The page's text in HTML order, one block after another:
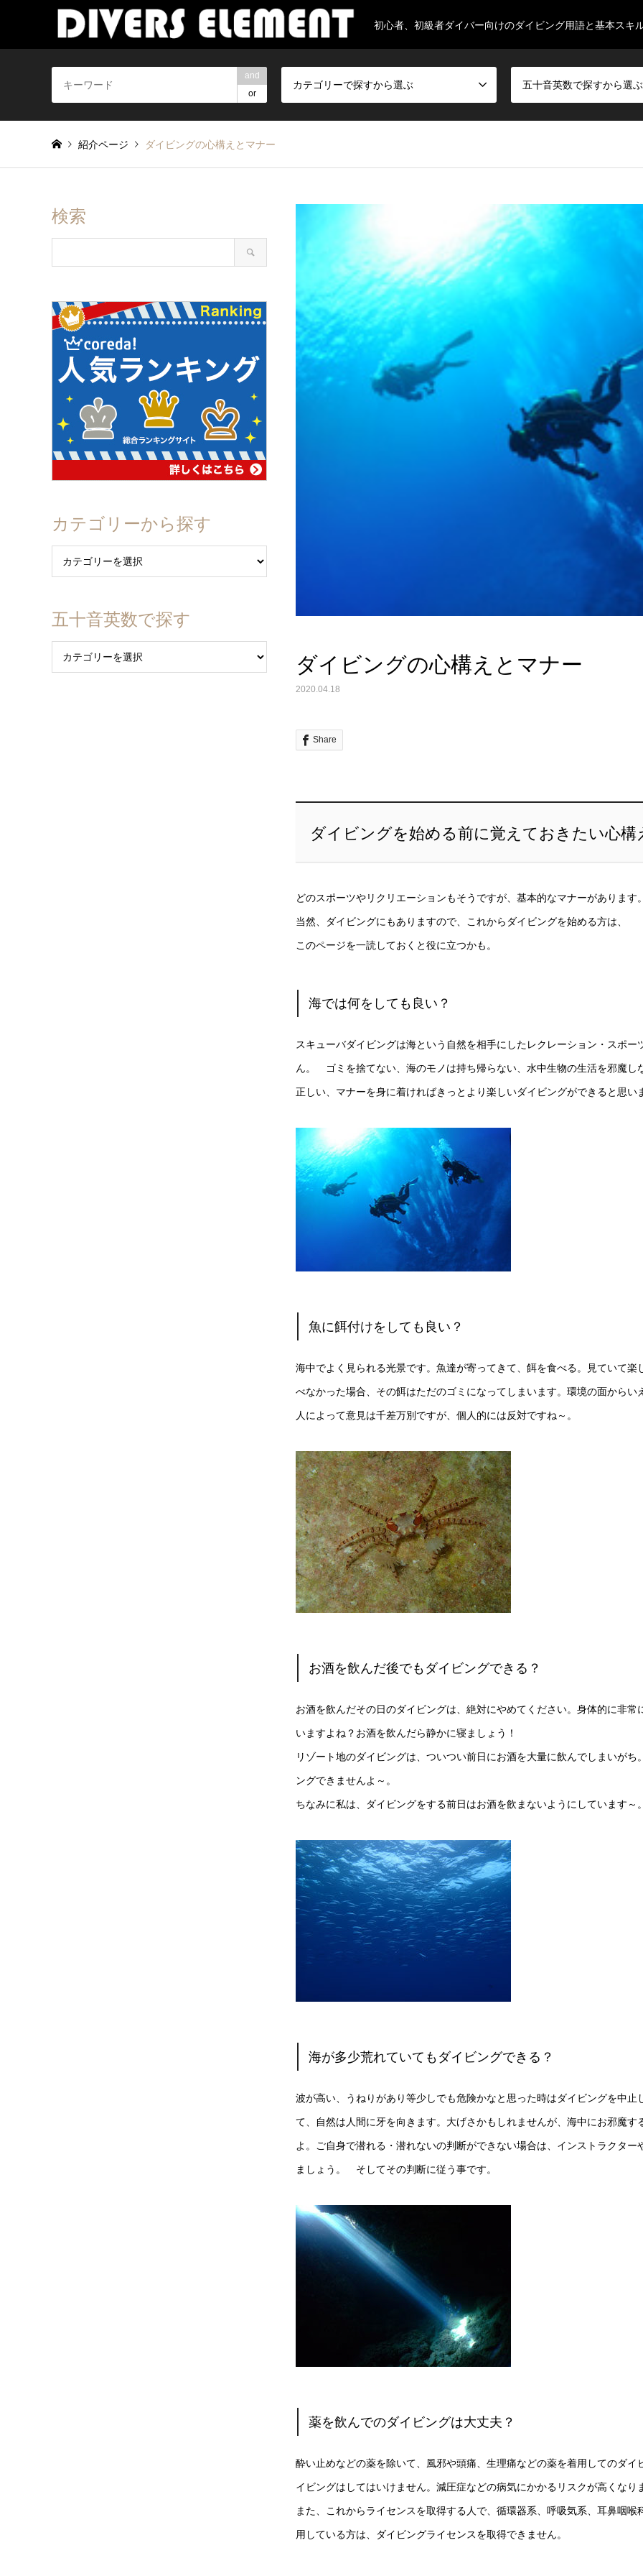
初心者、初級者ダイバー向けのダイビング用語と基本スキ
and
or
カテゴリーで探すから選ぶ 五十音英数で探すから選ぶ
紹介ページ ダイビングの心構えとマナー
ダイビングの心構えとマナー
2020.04.18
Share
ダイビングを始める前に覚えておきたい心構
どのスポーツやリクリエーションもそうですが、基本的なマナーがあります。
当然、ダイビングにもありますので、これからダイビングを始める方は、
このページを一読しておくと役に立つかも。
海では何をしても良い？
スキューバダイビングは海という自然を相手にしたレクレーション・スポ
ん。 ゴミを捨てない、海のモノは持ち帰らない、水中生物の生活を邪魔し
正しい、マナーを身に着ければきっとより楽しいダイビングができると思い
魚に餌付けをしても良い？
海中でよく見られる光景です。魚達が寄ってきて、餌を食べる。見ていて
べなかった場合、その餌はただのゴミになってしまいます。環境の面からい
人によって意見は千差万別ですが、個人的には反対ですね～。
お酒を飲んだ後でもダイビングできる？
お酒を飲んだその日のダイビングは、絶対にやめてください。身体的に非
いますよね？お酒を飲んだら静かに寝ましょう！
リゾート地のダイビングは、ついつい前日にお酒を大量に飲んでしまいが
ングできませんよ～。
ちなみに私は、ダイビングをする前日はお酒を飲まないようにしています～。
海が多少荒れていてもダイビングできる？
波が高い、うねりがあり等少しでも危険かなと思った時はダイビングを中
て、自然は人間に牙を向きます。大げさかもしれませんが、海中にお邪魔
よ。ご自身で潜れる・潜れないの判断ができない場合は、インストラクタ
ましょう。 そしてその判断に従う事です。
薬を飲んでのダイビングは大丈夫？
酔い止めなどの薬を除いて、風邪や頭痛、生理痛などの薬を着用してのダ
イビングはしてはいけません。減圧症などの病気にかかるリスクが高くなり
また、これからライセンスを取得する人で、循環器系、呼吸気系、耳鼻咽
用している方は、ダイビングライセンスを取得できません。
検索
カテゴリーから探す
五十音英数で探す